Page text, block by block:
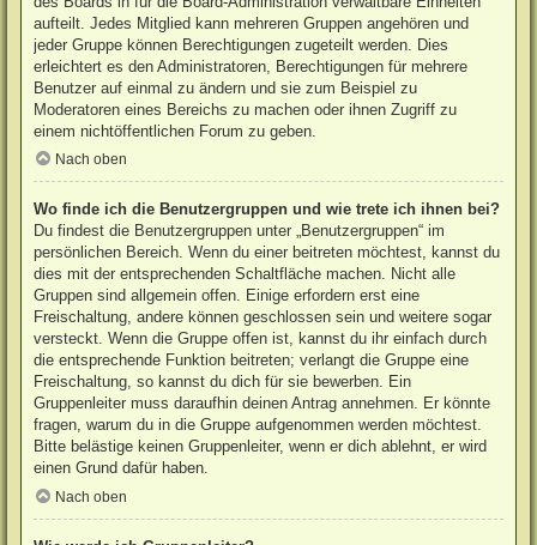
aufteilt. Jedes Mitglied kann mehreren Gruppen angehören und
jeder Gruppe können Berechtigungen zugeteilt werden. Dies
erleichtert es den Administratoren, Berechtigungen für mehrere
Benutzer auf einmal zu ändern und sie zum Beispiel zu
Moderatoren eines Bereichs zu machen oder ihnen Zugriff zu
einem nichtöffentlichen Forum zu geben.
Nach oben
Wo finde ich die Benutzergruppen und wie trete ich ihnen bei?
Du findest die Benutzergruppen unter „Benutzergruppen“ im
persönlichen Bereich. Wenn du einer beitreten möchtest, kannst du
dies mit der entsprechenden Schaltfläche machen. Nicht alle
Gruppen sind allgemein offen. Einige erfordern erst eine
Freischaltung, andere können geschlossen sein und weitere sogar
versteckt. Wenn die Gruppe offen ist, kannst du ihr einfach durch
die entsprechende Funktion beitreten; verlangt die Gruppe eine
Freischaltung, so kannst du dich für sie bewerben. Ein
Gruppenleiter muss daraufhin deinen Antrag annehmen. Er könnte
fragen, warum du in die Gruppe aufgenommen werden möchtest.
Bitte belästige keinen Gruppenleiter, wenn er dich ablehnt, er wird
einen Grund dafür haben.
Nach oben